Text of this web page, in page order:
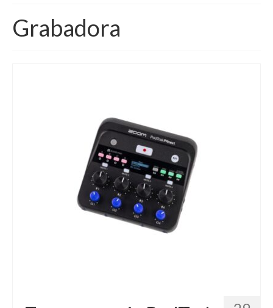
Artículos (todos)
Contacto (vía TecnoTur)
Grabadora